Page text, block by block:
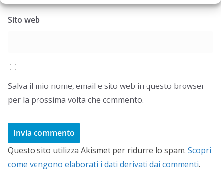
Sito web
Salva il mio nome, email e sito web in questo browser
per la prossima volta che commento.
Questo sito utilizza Akismet per ridurre lo spam. Scopri
come vengono elaborati i dati derivati dai commenti.